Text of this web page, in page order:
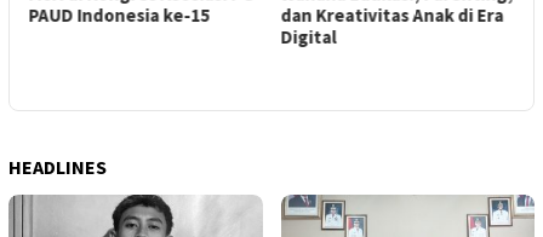
PAUD Indonesia ke-15
dan Kreativitas Anak di Era
Digital
HEADLINES